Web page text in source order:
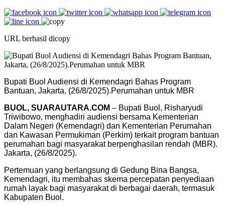
URL berhasil dicopy
Bupati Buol Audiensi di Kemendagri Bahas Program
Bantuan, Jakarta, (26/8/2025).Perumahan untuk MBR
BUOL, SUARAUTARA.COM – Bupati Buol, Risharyudi
Triwibowo, menghadiri audiensi bersama Kementerian
Dalam Negeri (Kemendagri) dan Kementerian Perumahan
dan Kawasan Permukiman (Perkim) terkait program bantuan
perumahan bagi masyarakat berpenghasilan rendah (MBR).
Jakarta, (26/8/2025).
Pertemuan yang berlangsung di Gedung Bina Bangsa,
Kemendagri, itu membahas skema percepatan penyediaan
rumah layak bagi masyarakat di berbagai daerah, termasuk
Kabupaten Buol.